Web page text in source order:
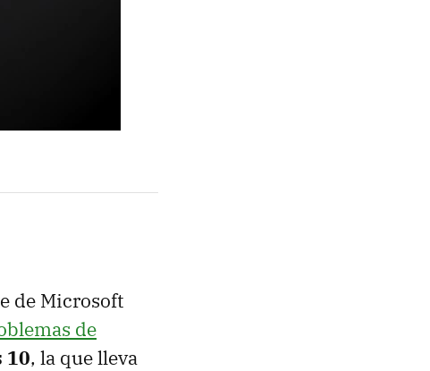
de Microsoft
de
10, la que lleva